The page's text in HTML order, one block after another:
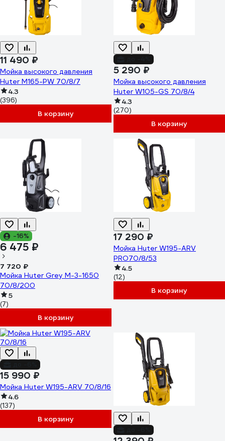
11 490 ₽
Мойка высокого давления
Huter M165-PW 70/8/7
4.3
(396)
В корзину
5 290 ₽
Мойка высокого давления
Huter W105-GS 70/8/4
4.3
(270)
В корзину
-16%
6 475 ₽
7 720 ₽
Мойка Huter Grey M-3-1650
70/8/200
5
(7)
В корзину
17 290 ₽
Мойка Huter W195-ARV
PRO70/8/53
4.5
(12)
В корзину
15 990 ₽
Мойка Huter W195-ARV 70/8/16
4.6
(137)
В корзину